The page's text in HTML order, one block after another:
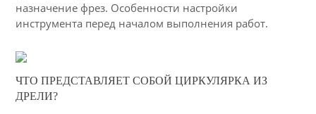
назначение фрез. Особенности настройки
инструмента перед началом выполнения работ.
45
ЧТО ПРЕДСТАВЛЯЕТ СОБОЙ ЦИРКУЛЯРКА ИЗ
ДРЕЛИ?